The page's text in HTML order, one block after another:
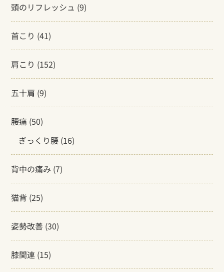
頭のリフレッシュ (9)
首こり (41)
肩こり (152)
五十肩 (9)
腰痛 (50)
ぎっくり腰 (16)
背中の痛み (7)
猫背 (25)
姿勢改善 (30)
膝関連 (15)